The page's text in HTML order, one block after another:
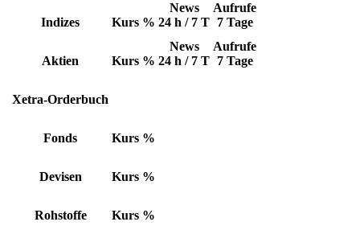
Indizes Kurs %
News
24 h / 7 T
Aufrufe
7 Tage
Aktien Kurs %
News
24 h / 7 T
Aufrufe
7 Tage
Xetra-Orderbuch
Fonds Kurs %
Devisen Kurs %
Rohstoffe Kurs %